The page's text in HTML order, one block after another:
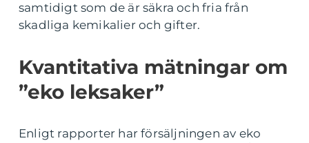
samtidigt som de är säkra och fria från
skadliga kemikalier och gifter.
Kvantitativa mätningar om
”eko leksaker”
Enligt rapporter har försäljningen av eko